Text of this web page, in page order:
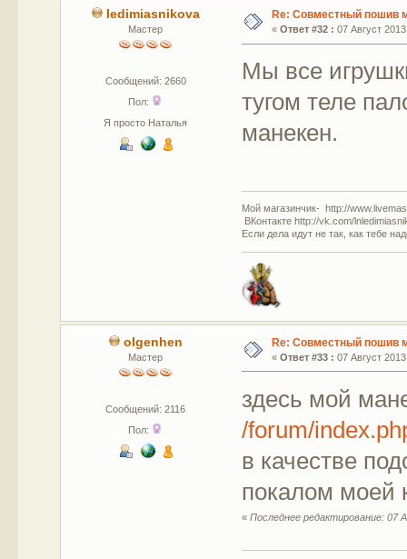
ledimiasnikova
Мастер
Сообщений: 2660
Пол:
Я просто Наталья
Re: Совместный пошив
« Ответ #32 : 07 Август
Мы все
тугом теле
манекен.
Мой магазинчик- http://
ВКонтакте http://vk.com/
Если дела идут не так, как тебе
olgenhen
Мастер
Сообщений: 2116
Пол:
Re: Совместный пошив
« Ответ #33 : 07 Август
здесь мой
/forum/
в качестве
покалом моей
«Последнее редактирование: 07